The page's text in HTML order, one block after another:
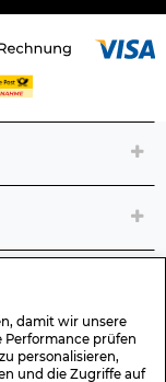
damit wir unsere
Performance prüfen
personalisieren,
und die Zugriffe auf